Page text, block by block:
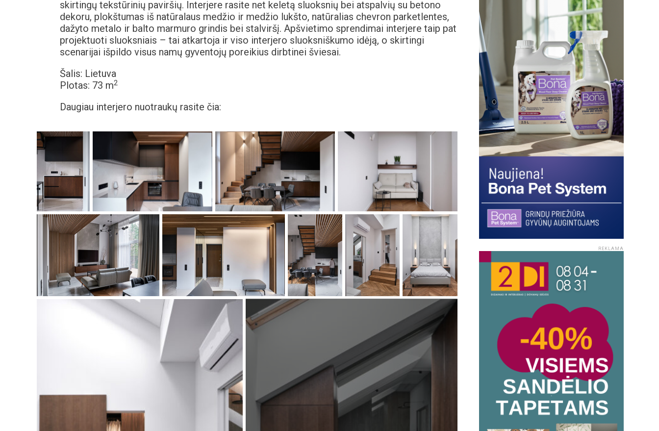
skirtingų tekstūrinių paviršių. Interjere rasite net keletą sluoksnių bei atspalvių su betono
dekoru, plokštumas iš natūralaus medžio ir medžio lukšto, natūralias chevron parketlentes,
dažyto metalo ir balto marmuro grindis bei stalviršį. Apšvietimo sprendimai interjere taip pat
projektuoti sluoksniais – tai atkartoja ir viso interjero sluoksniškumo idėją, o skirtingi
scenarijai išpildo visus namų gyventojų poreikius dirbtinei šviesai.
Šalis: Lietuva
Plotas: 73 m2
Daugiau interjero nuotraukų rasite čia:
REKLAMA